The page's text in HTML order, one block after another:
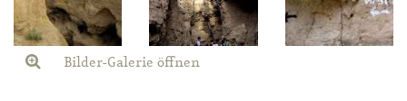
Bilder-Galerie öffnen